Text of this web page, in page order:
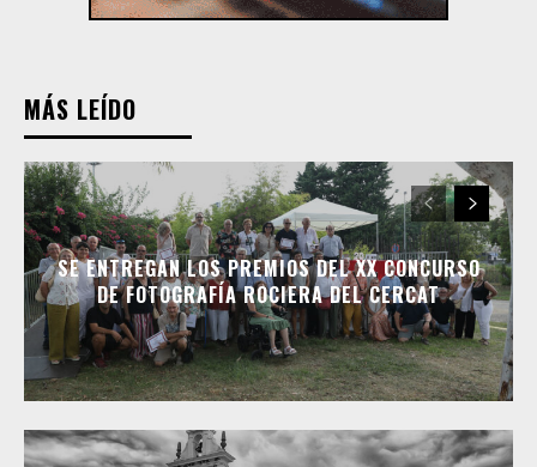
MÁS LEÍDO
SE ENTREGAN LOS PREMIOS DEL XX CONCURSO
DE FOTOGRAFÍA ROCIERA DEL CERCAT